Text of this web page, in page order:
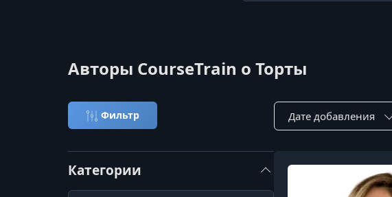
Авторы CourseTrain о Торты
Фильтр Сортировка по:
Категории